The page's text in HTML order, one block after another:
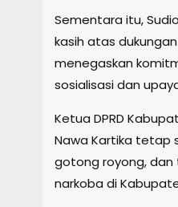
Sementara itu,
kasih atas
menegaskan
sosialisasi dan
Ketua DPRD
Nawa Kartika tetap
gotong royong,
narkoba di